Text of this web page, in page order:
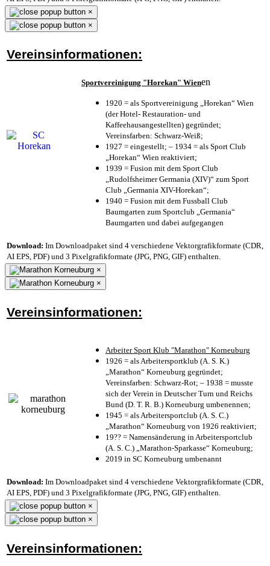
×
×
Vereinsinformationen:
Sportvereinigung "Horekan" Wienen
1920 = als Sportvereinigung „Horekan“ Wien
(der Hotel- Restauration- und
Kaffeehausangestellten) gegründet;
Vereinsfarben: Schwarz-Weiß;
1927 = eingestellt; – 1934 = als Sport Club
„Horekan“ Wien reaktiviert;
1939 = Fusion mit dem Sport Club
„Rudolfsheimer Germania (XIV)“ zum Sport
Club „Germania XIV-Horekan“;
1940 = Fusion mit dem Fussball Club
Baumgarten zum Sportclub „Germania“
Baumgarten und dabei aufgegangen
Download: Im Downloadpaket sind 4 verschiedene Vektorgrafikformate (CDR,
AI EPS, PDF) und 3 Pixelgrafikformate (JPG, PNG, GIF) enthalten.
×
×
Vereinsinformationen:
Arbeiter Sport Klub "Marathon" Korneuburg
1926 = als Arbeitersportklub (A. S. K.)
„Marathon“ Korneuburg gegründet;
Vereinsfarben: Schwarz-Rot; – 1938 = musste
sich der Verein in Deutscher Turn und Reichs
Bund (D. T. R. B.) Korneuburg umbenennen;
1945 = als Arbeitersportclub (A. S. C.)
„Marathon“ Korneuburg von 1926 reaktiviert;
19?? = Namensänderung in Arbeitersportclub
(A. S. C.) „Marathon-Sparkasse“ Korneuburg;
2019 in SC Korneuburg umbenannt
Download: Im Downloadpaket sind 4 verschiedene Vektorgrafikformate (CDR,
AI EPS, PDF) und 3 Pixelgrafikformate (JPG, PNG, GIF) enthalten.
×
×
Vereinsinformationen: